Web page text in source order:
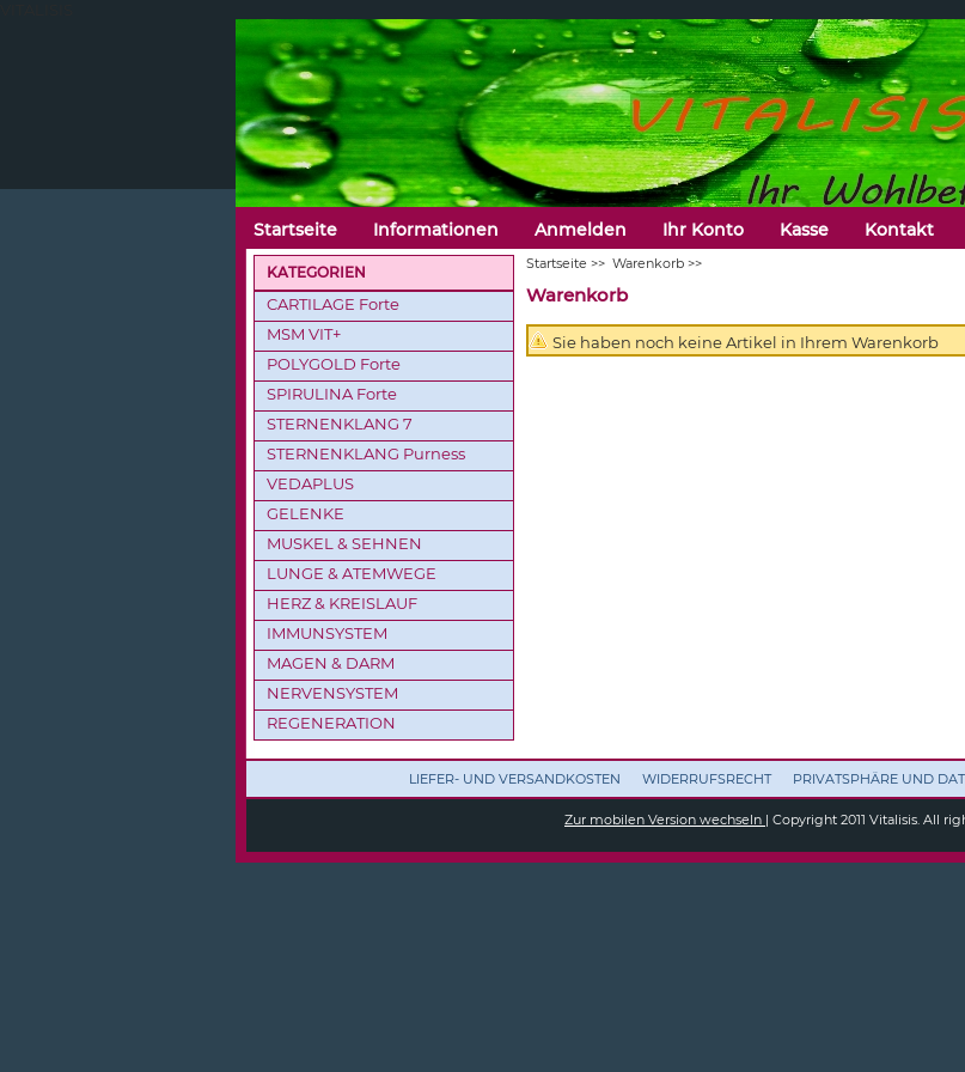
Startseite >> Warenkorb >>
Warenkorb
Sie haben noch keine Artikel in Ihrem Warenkorb
KATEGORIEN
CARTILAGE Forte
MSM VIT+
POLYGOLD Forte
SPIRULINA Forte
STERNENKLANG 7
STERNENKLANG Purness
VEDAPLUS
GELENKE
MUSKEL & SEHNEN
LUNGE & ATEMWEGE
HERZ & KREISLAUF
IMMUNSYSTEM
MAGEN & DARM
NERVENSYSTEM
REGENERATION
LIEFER- UND VERSANDKOSTEN WIDERRUFSRECHT PRIVATSPHÄRE UND
Zur mobilen Version wechseln | Copyright 2011 Vitalisis. All
Startseite Informationen Anmelden Ihr Konto Kasse Kontakt